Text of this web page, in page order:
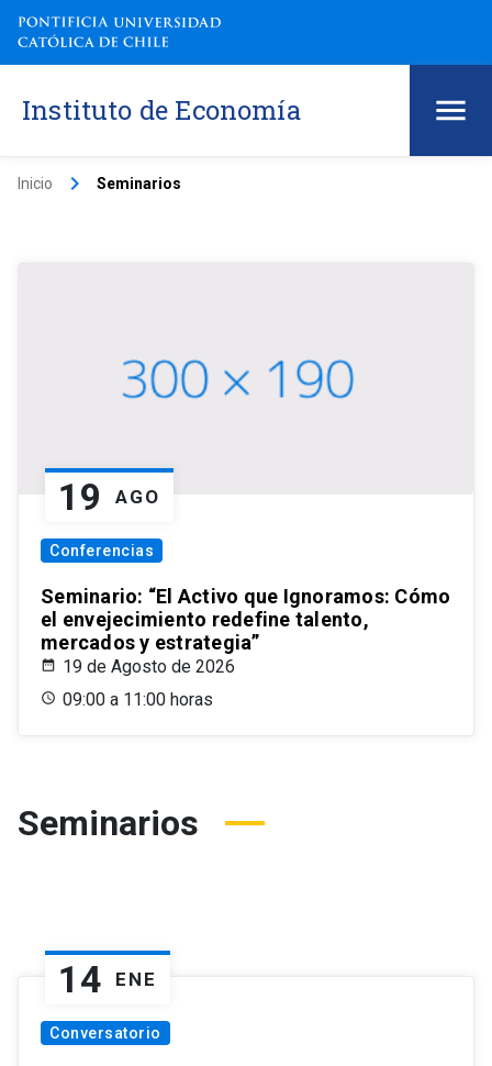
Instituto de Economía
Inicio keyboard_arrow_right Seminarios
19 AGO
Conferencias
Seminario: “El Activo que Ignoramos: Cómo
el envejecimiento redefine talento,
mercados y estrategia”
19 de Agosto de 2026
09:00 a 11:00 horas
Seminarios
14 ENE
Conversatorio